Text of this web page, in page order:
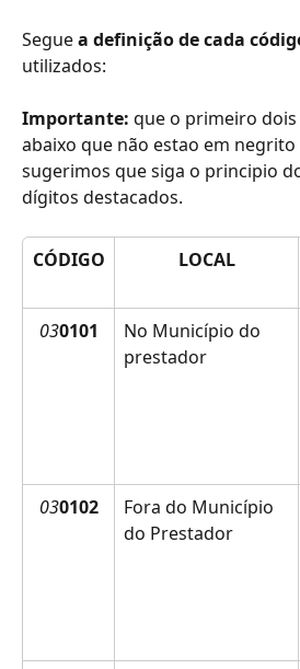
Segue a definição de cada
utilizados:
Importante: que o primeiro
abaixo que não estao em negrito
sugerimos que siga o principio
dígitos destacados.​
CÓDIGO LOCAL
030101
No Município do
prestador
030102
Fora do Município
do Prestador